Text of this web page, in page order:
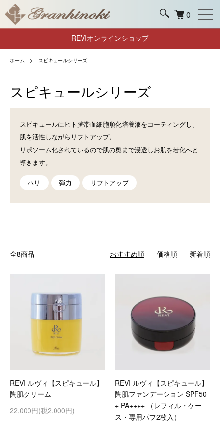
0
REVIオンラインショップ
ホーム スピキュールシリーズ
スピキュールシリーズ
スピキュールにヒト臍帯血細胞順化培養液をコーティングし、
肌を活性しながらリフトアップ。
リポソーム化されているので肌の奥まで浸透しお肌を若化へと
導きます。
ハリ 弾力 リフトアップ
全8商品 おすすめ順 価格順 新着順
REVI ルヴィ【スピキュール】
陶肌クリーム
22,000円(税2,000円)
REVI ルヴィ【スピキュール】
陶肌ファンデーション SPF50
+ PA++++ （レフィル・ケー
ス・専用パフ2枚入）